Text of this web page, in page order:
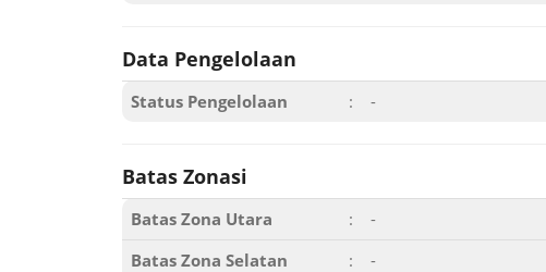
Data Pengelolaan
Status Pengelolaan : -
Batas Zonasi
Batas Zona Utara :
-
Batas Zona Selatan
:
-